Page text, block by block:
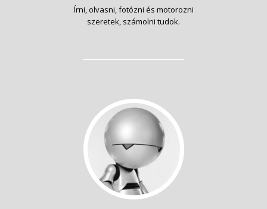
Írni, olvasni, fotózni és motorozni
szeretek, számolni tudok.